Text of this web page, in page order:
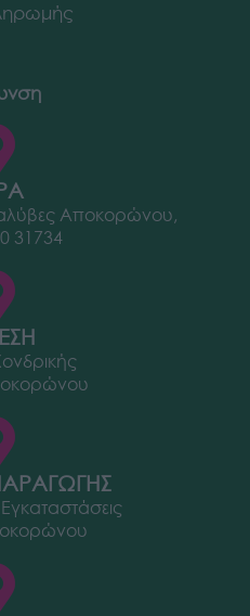
Αποκορώνου,
31734